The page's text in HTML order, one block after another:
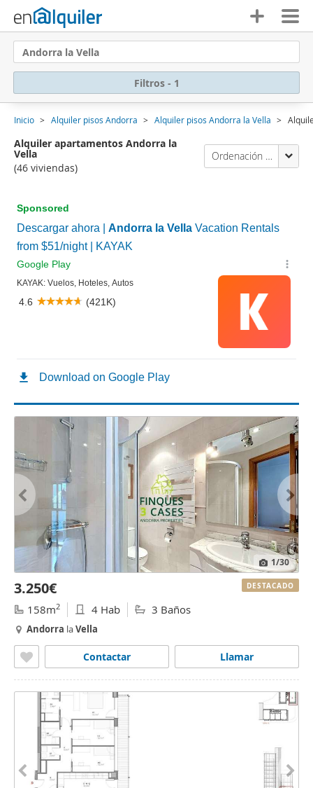
Andorra la Vella
Filtros - 1
Inicio Alquiler pisos Andorra Alquiler pisos Andorra la Vella
Alquiler apartamentos Andorra la
Vella
(46 viviendas)
Ordenación Enalquiler
1/30
3.250€
158m2 4 Hab 3 Baños
Andorra laVella
Llamar
Contactar
DESTACADO